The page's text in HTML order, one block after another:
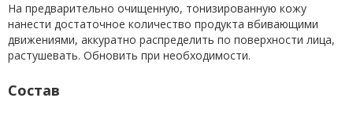
На предварительно очищенную, тонизированную кожу
нанести достаточное количество продукта вбивающими
движениями, аккуратно распределить по поверхности лица,
растушевать. Обновить при необходимости.
Состав